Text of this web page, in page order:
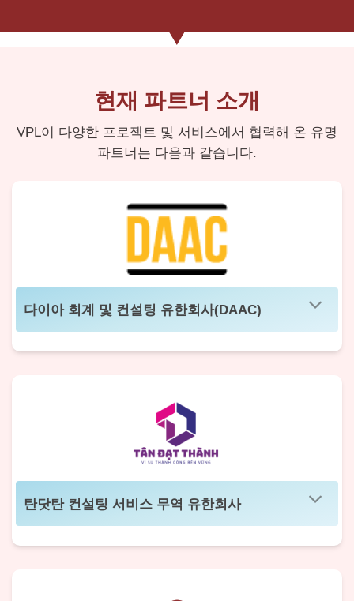
현재 파트너 소개
VPL이 다양한 프로젝트 및 서비스에서 협력해 온 유명
파트너는 다음과 같습니다.
다이아 회계 및 컨설팅 유한회사(DAAC)
탄닷탄 컨설팅 서비스 무역 유한회사